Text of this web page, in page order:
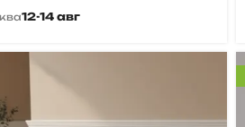
12-14 авг